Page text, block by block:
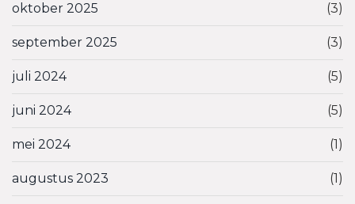
oktober 2025 (3)
september 2025 (3)
juli 2024 (5)
juni 2024 (5)
mei 2024 (1)
augustus 2023 (1)